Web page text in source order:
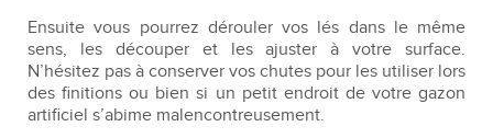
Ensuite vous pourrez dérouler vos lés dans le même
sens, les découper et les ajuster à votre surface.
N’hésitez pas à conserver vos chutes pour les utiliser lors
des finitions ou bien si un petit endroit de votre gazon
artificiel s’abime malencontreusement.